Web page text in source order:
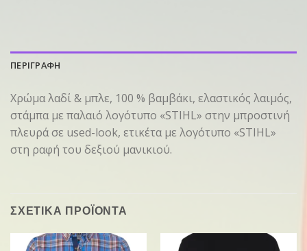
ΠΕΡΙΓΡΑΦΗ
Χρώμα λαδί & μπλε, 100 % βαμβάκι, ελαστικός λαιμός,
στάμπα με παλαιό λογότυπο «STIHL» στην μπροστινή
πλευρά σε used-look, ετικέτα με λογότυπο «STIHL»
στη ραφή του δεξιού μανικιού.
ΣΧΕΤΙΚΑ ΠΡΟΪΟΝΤΑ